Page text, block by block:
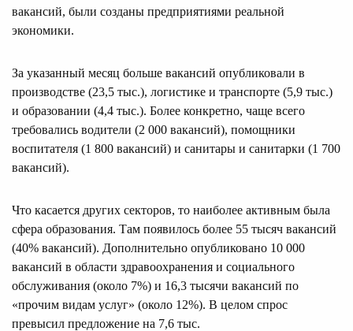
вакансий, были созданы предприятиями реальной
экономики.
За указанный месяц больше вакансий опубликовали в
производстве (23,5 тыс.), логистике и транспорте (5,9 тыс.)
и образовании (4,4 тыс.). Более конкретно, чаще всего
требовались водители (2 000 вакансий), помощники
воспитателя (1 800 вакансий) и санитары и санитарки (1 700
вакансий).
Что касается других секторов, то наиболее активным была
сфера образования. Там появилось более 55 тысяч вакансий
(40% вакансий). Дополнительно опубликовано 10 000
вакансий в области здравоохранения и социального
обслуживания (около 7%) и 16,3 тысячи вакансий по
«прочим видам услуг» (около 12%). В целом спрос
превысил предложение на 7,6 тыс.